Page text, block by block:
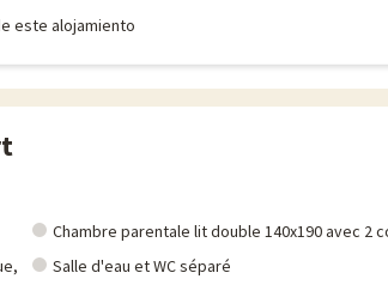
este alojamiento
Chambre parentale lit double 140x190 avec 2
Salle d'eau et WC séparé